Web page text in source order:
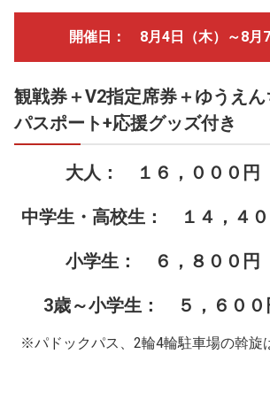
開催日： 8月4日（木）～8月7
観戦券＋V2指定席券＋ゆうえ
パスポート+応援グッズ付き
大人： １６，０００円
中学生・高校生： １４，４０
小学生： ６，８００円
3歳～小学生： ５，６００
※パドックパス、2輪4輪駐車場の斡旋